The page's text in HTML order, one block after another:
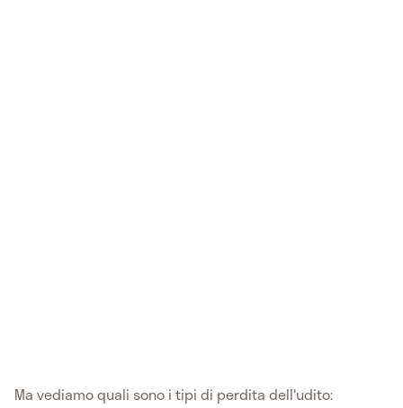
Ma vediamo quali sono i tipi di perdita dell'udito: